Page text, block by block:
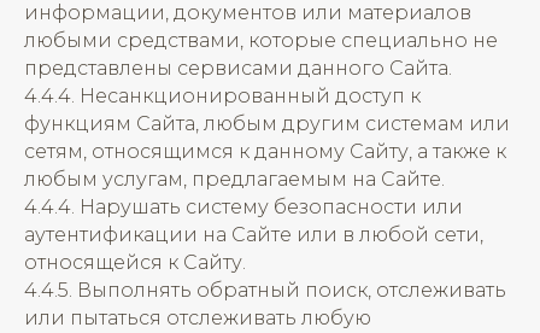
информации, документов или материалов
любыми средствами, которые специально не
представлены сервисами данного Сайта.
4.4.4. Несанкционированный доступ к
функциям Сайта, любым другим системам или
сетям, относящимся к данному Сайту, а также к
любым услугам, предлагаемым на Сайте.
4.4.4. Нарушать систему безопасности или
аутентификации на Сайте или в любой сети,
относящейся к Сайту.
4.4.5. Выполнять обратный поиск, отслеживать
или пытаться отслеживать любую